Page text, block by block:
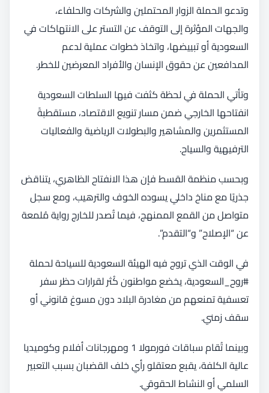
وتدعو الحملة الزوار المحتملين والشركات والحلفاء،
والجهات المؤثرة إلى التوقف عن التستر على الانتهاكات في
السعودية أو تبييضها، واتخاذ خطوات عملية لدعم
المدافعين عن حقوق الإنسان والأفراد المعرضين للخطر.
وتأتي الحملة في لحظة كثفت فيها السلطات السعودية
انفتاحها الخارجي ضمن مسار تنويع الاقتصاد، مستقطبةً
المستثمرين والمشاهير والبطولات الرياضية والفعاليات
الترفيهية والسياح.
وبحسب منظمة القسط فإن هذا الانفتاح الظاهري، يتناقض
جذريًا مع مناخ داخلي يسوده الخوف والترهيب، ومع سجل
متواصل من القمع الممنهج، فيما تُصدر للخارج رواية مُلمعة
عن “الإصلاح” و“التقدم”.
في الوقت الذي تروج فيه الهيئة السعودية للسياحة لحملة
#روح_السعودية، يخضع مواطنون كُثر لقرارات حظر سفر
تعسفية تمنعهم من مغادرة البلاد دون مسوغ قانوني أو
سقف زمني.
وبينما تُقام سباقات فورمولا 1 ومهرجانات أفلام وكوميديا
عالية الكلفة، يقبع معتقلو رأي خلف القضبان بسبب التعبير
السلمي أو النشاط الحقوقي.